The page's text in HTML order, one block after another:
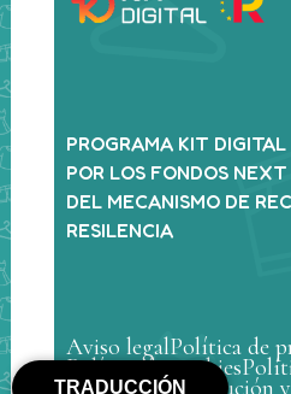
PROGRAMA KIT
POR LOS FONDOS
DEL MECANISMO DE
RESILENCIA
Aviso legalPolítica de
Política de cookies
Política de devolución
TRADUCCIÓN